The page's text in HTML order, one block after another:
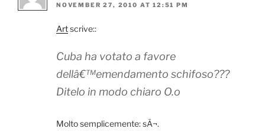
NOVEMBER 27, 2010 AT 12:51 PM
Artscrive::
Cuba ha votato a favore
dellâ€™emendamento schifoso???
Ditelo in modo chiaro O.o
Molto semplicemente: sÃ¬.